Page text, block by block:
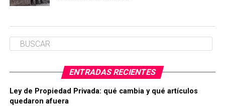
ENTRADAS RECIENTES
Ley de Propiedad Privada: qué cambia y qué artículos
quedaron afuera